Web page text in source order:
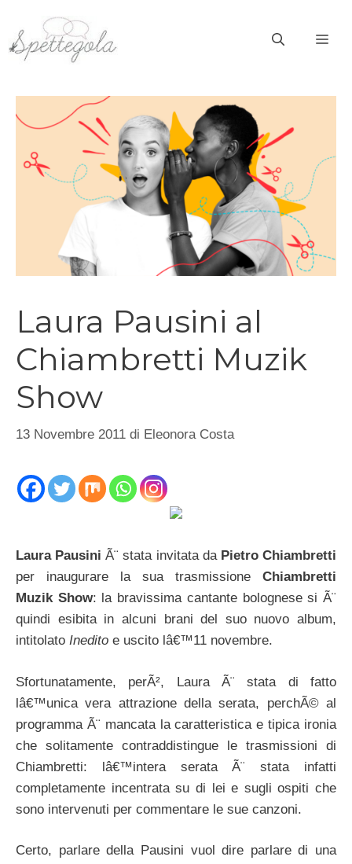
contenuto
Laura Pausini al
Chiambretti Muzik
Show
13 Novembre 2011 di Eleonora Costa
Laura Pausini Ã¨ stata invitata da Pietro Chiambretti
per inaugurare la sua trasmissione Chiambretti
Muzik Show: la bravissima cantante bolognese si Ã¨
quindi esibita in alcuni brani del suo nuovo album,
intitolato Inedito e uscito lâ€™11 novembre.
Sfortunatamente, perÃ², Laura Ã¨ stata di fatto
lâ€™unica vera attrazione della serata, perchÃ© al
programma Ã¨ mancata la caratteristica e tipica ironia
che solitamente contraddistingue le trasmissioni di
Chiambretti: lâ€™intera serata Ã¨ stata infatti
completamente incentrata su di lei e sugli ospiti che
sono intervenuti per commentare le sue canzoni.
Certo, parlare della Pausini vuol dire parlare di una